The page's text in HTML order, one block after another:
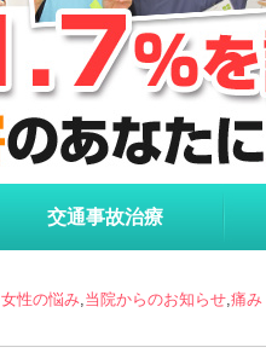
交通事故治療
女性の悩み,当院からのお知らせ,痛み